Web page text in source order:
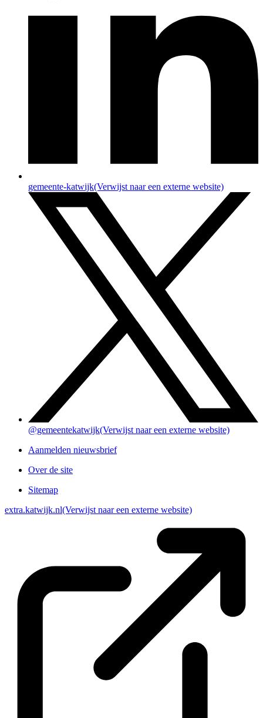
gemeente-katwijk(Verwijst naar een externe website)
@gemeentekatwijk(Verwijst naar een externe website)
Aanmelden nieuwsbrief
Over de site
Sitemap
extra.katwijk.nl(Verwijst naar een externe website)